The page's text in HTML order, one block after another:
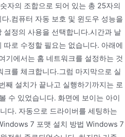
자의 조합으로 되어 있는 총 25자의
.컴퓨터 자동 보호 및 윈도우 성능을
정의 사용을 선택합니다.시간과 날
로 수정할 필요는 없습니다. 아래에
기에서는 홈 네트워크를 설정하는 것
를 체크합니다.그럼 마지막으로 실
째 설치가 끝나고 실행하기까지는 로
수 있었습니다. 화면에 보이는 아이
다. 자동으로 드라이버를 세팅하는
7 포맷 설치 방법 Windows 7